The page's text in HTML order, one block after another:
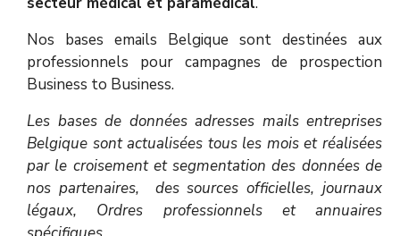
Nos bases emails Belgique sont destinées aux
professionnels pour campagnes de prospection
Business to Business.
Les bases de données adresses mails entreprises
Belgique sont actualisées tous les mois et réalisées
par le croisement et segmentation des données de
nos partenaires, des sources officielles, journaux
légaux, Ordres professionnels et annuaires